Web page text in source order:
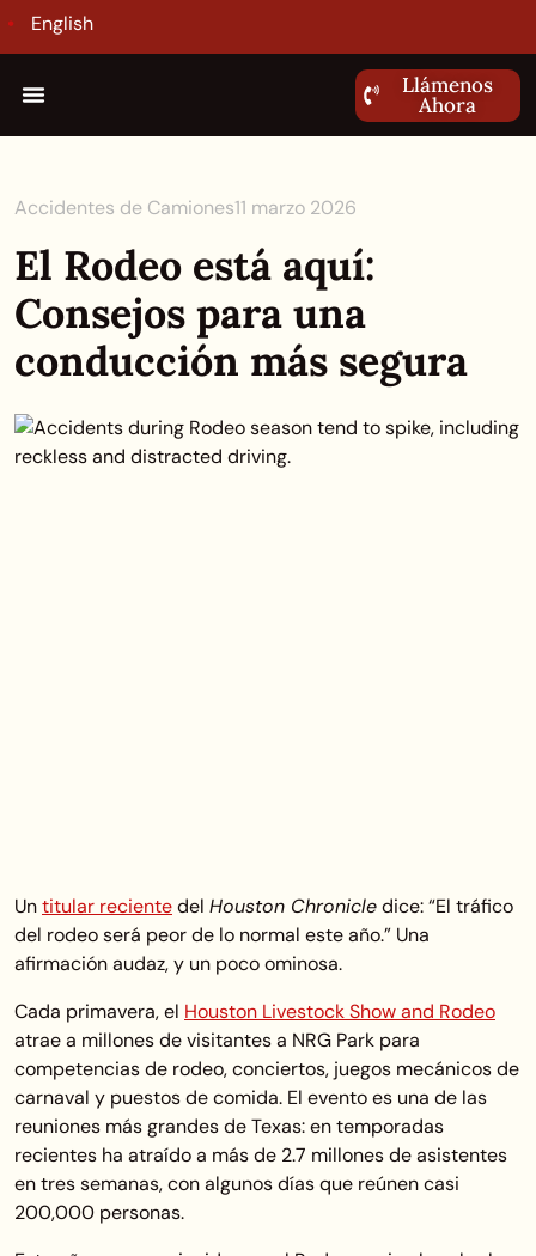
English
Llámenos
Ahora
Accidentes de Camiones11 marzo 2026
El Rodeo está aquí:
Consejos para una
conducción más segura
Untitular recientedel Houston Chronicledice: “El tráfico
del rodeo será peor de lo normal este año.” Una
afirmación audaz, y un poco ominosa.
Cada primavera, el Houston Livestock Show and Rodeo
atrae a millones de visitantes a NRG Park para
competencias de rodeo, conciertos, juegos mecánicos de
carnaval y puestos de comida. El evento es una de las
reuniones más grandes de Texas: en temporadas
recientes ha atraído a más de 2.7 millones de asistentes
en tres semanas, con algunos días que reúnen casi
200,000 personas.